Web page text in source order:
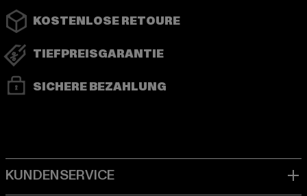
KOSTENLOSE RETOURE
TIEFPREISGARANTIE
SICHERE BEZAHLUNG